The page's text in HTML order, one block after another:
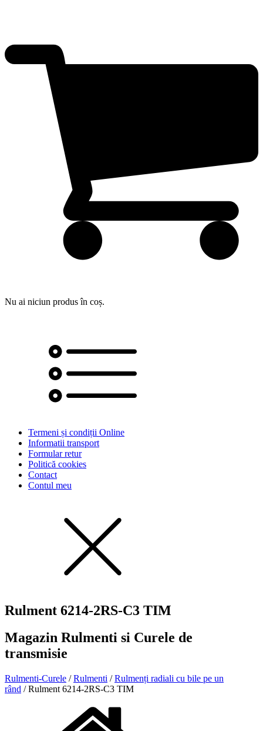
Nu ai niciun produs în coș.
Termeni și condiții Online
Informatii transport
Formular retur
Politică cookies
Contact
Contul meu
Rulment 6214-2RS-C3 TIM
Magazin Rulmenti si Curele de
transmisie
Rulmenti-Curele /Rulmenti /Rulmenți radiali cu bile pe un
rând / Rulment 6214-2RS-C3 TIM